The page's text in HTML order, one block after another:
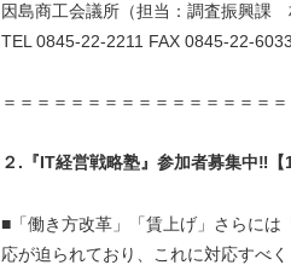
因島商工会議所（担当：調査振興課
TEL 0845-22-2211 FAX 0845-22-6033
＝＝＝＝＝＝＝＝＝＝＝＝＝＝＝＝
２.『IT経営戦略塾』参加者募集中‼【
■「働き方改革」「賃上げ」さらには
応が迫られており、これに対応すべ